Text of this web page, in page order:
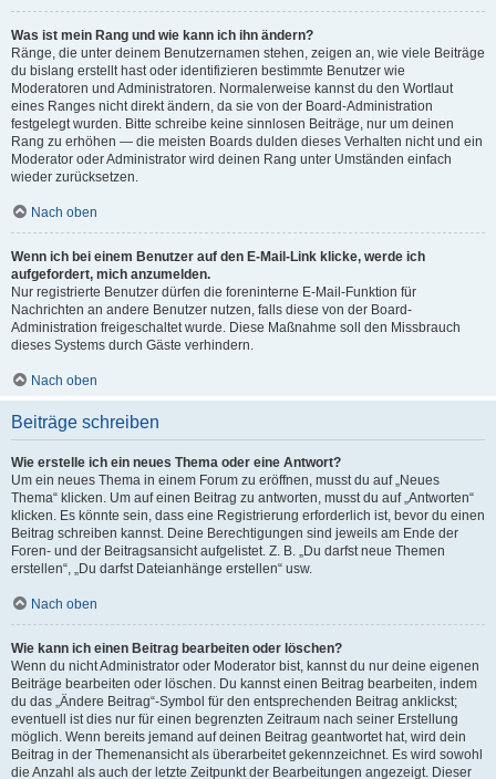
Was ist mein Rang und wie kann ich ihn ändern?
Ränge, die unter deinem Benutzernamen stehen, zeigen an, wie viele Beiträge
du bislang erstellt hast oder identifizieren bestimmte Benutzer wie
Moderatoren und Administratoren. Normalerweise kannst du den Wortlaut
eines Ranges nicht direkt ändern, da sie von der Board-Administration
festgelegt wurden. Bitte schreibe keine sinnlosen Beiträge, nur um deinen
Rang zu erhöhen — die meisten Boards dulden dieses Verhalten nicht und ein
Moderator oder Administrator wird deinen Rang unter Umständen einfach
wieder zurücksetzen.
Nach oben
Wenn ich bei einem Benutzer auf den E-Mail-Link klicke, werde ich
aufgefordert, mich anzumelden.
Nur registrierte Benutzer dürfen die foreninterne E-Mail-Funktion für
Nachrichten an andere Benutzer nutzen, falls diese von der Board-
Administration freigeschaltet wurde. Diese Maßnahme soll den Missbrauch
dieses Systems durch Gäste verhindern.
Nach oben
Beiträge schreiben
Wie erstelle ich ein neues Thema oder eine Antwort?
Um ein neues Thema in einem Forum zu eröffnen, musst du auf „Neues
Thema“ klicken. Um auf einen Beitrag zu antworten, musst du auf „Antworten“
klicken. Es könnte sein, dass eine Registrierung erforderlich ist, bevor du einen
Beitrag schreiben kannst. Deine Berechtigungen sind jeweils am Ende der
Foren- und der Beitragsansicht aufgelistet. Z. B. „Du darfst neue Themen
erstellen“, „Du darfst Dateianhänge erstellen“ usw.
Nach oben
Wie kann ich einen Beitrag bearbeiten oder löschen?
Wenn du nicht Administrator oder Moderator bist, kannst du nur deine eigenen
Beiträge bearbeiten oder löschen. Du kannst einen Beitrag bearbeiten, indem
du das „Ändere Beitrag“-Symbol für den entsprechenden Beitrag anklickst;
eventuell ist dies nur für einen begrenzten Zeitraum nach seiner Erstellung
möglich. Wenn bereits jemand auf deinen Beitrag geantwortet hat, wird dein
Beitrag in der Themenansicht als überarbeitet gekennzeichnet. Es wird sowohl
die Anzahl als auch der letzte Zeitpunkt der Bearbeitungen angezeigt. Dieser